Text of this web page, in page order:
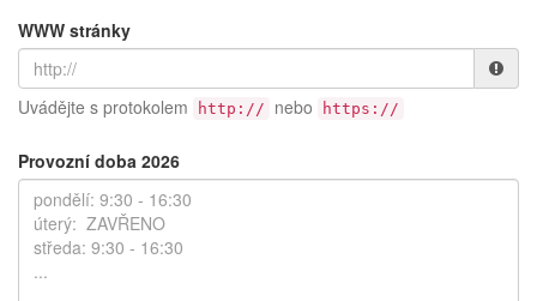
WWW stránky
Uvádějte s protokolem http:// nebo https://
Provozní doba 2026